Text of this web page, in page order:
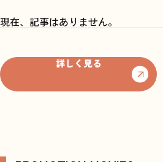
プライ
現在、記事はありません。
詳しく見る